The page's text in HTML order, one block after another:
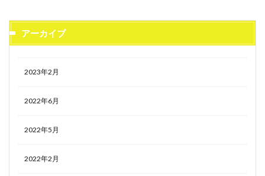
アーカイブ
2023年2月
2022年6月
2022年5月
2022年2月